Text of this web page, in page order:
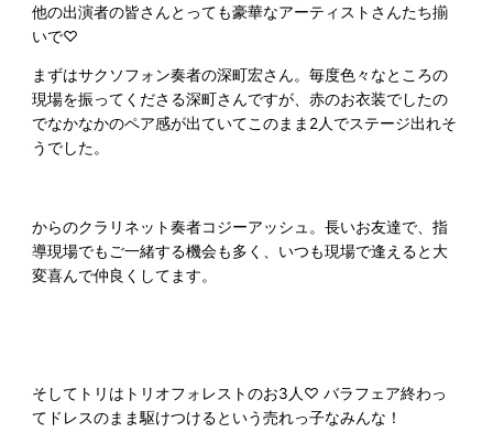
他の出演者の皆さんとっても豪華なアーティストさんたち揃
いで♡
まずはサクソフォン奏者の深町宏さん。毎度色々なところの
現場を振ってくださる深町さんですが、赤のお衣装でしたの
でなかなかのペア感が出ていてこのまま2人でステージ出れそ
うでした。
からのクラリネット奏者コジーアッシュ。長いお友達で、指
導現場でもご一緒する機会も多く、いつも現場で逢えると大
変喜んで仲良くしてます。
そしてトリはトリオフォレストのお3人♡ バラフェア終わっ
てドレスのまま駆けつけるという売れっ子なみんな！